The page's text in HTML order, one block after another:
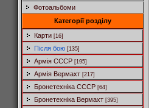
Фотоальбоми
Категорії розділу
Карти [16]
Після бою [135]
Армія СССР [195]
Армія Вермахт [217]
Бронетехніка СССР [64]
Бронетехніка Вермахт [395]